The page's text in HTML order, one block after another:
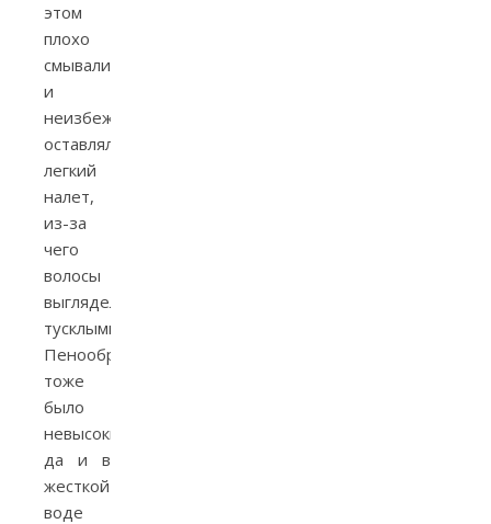
этом
плохо
смывались
и
неизбежно
оставляли
легкий
налет,
из-за
чего
волосы
выглядели
тусклыми.
Пенообразование
тоже
было
невысоким,
да и в
жесткой
воде